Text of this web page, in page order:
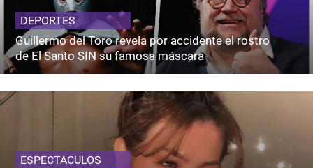
DEPORTES
Guillermo del Toro revela por accidente el rostro
de El Santo SIN su famosa máscara
ESPECTACULOS